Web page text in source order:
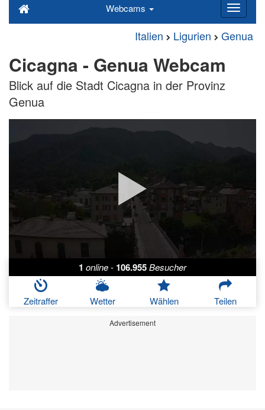
Webcams
Italien Ligurien Genua
Cicagna - Genua Webcam
Blick auf die Stadt Cicagna in der Provinz
Genua
1 online- 106.955Besucher
Zeitraffer Wetter Wählen Teilen
Advertisement